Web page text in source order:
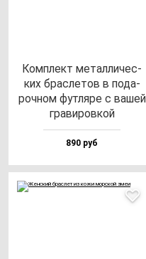
Ком­плект ме­тал­ли­чес­
ких брас­ле­тов в по­да­
роч­ном фут­ля­ре с ва­шей
гра­ви­ров­кой
890 руб